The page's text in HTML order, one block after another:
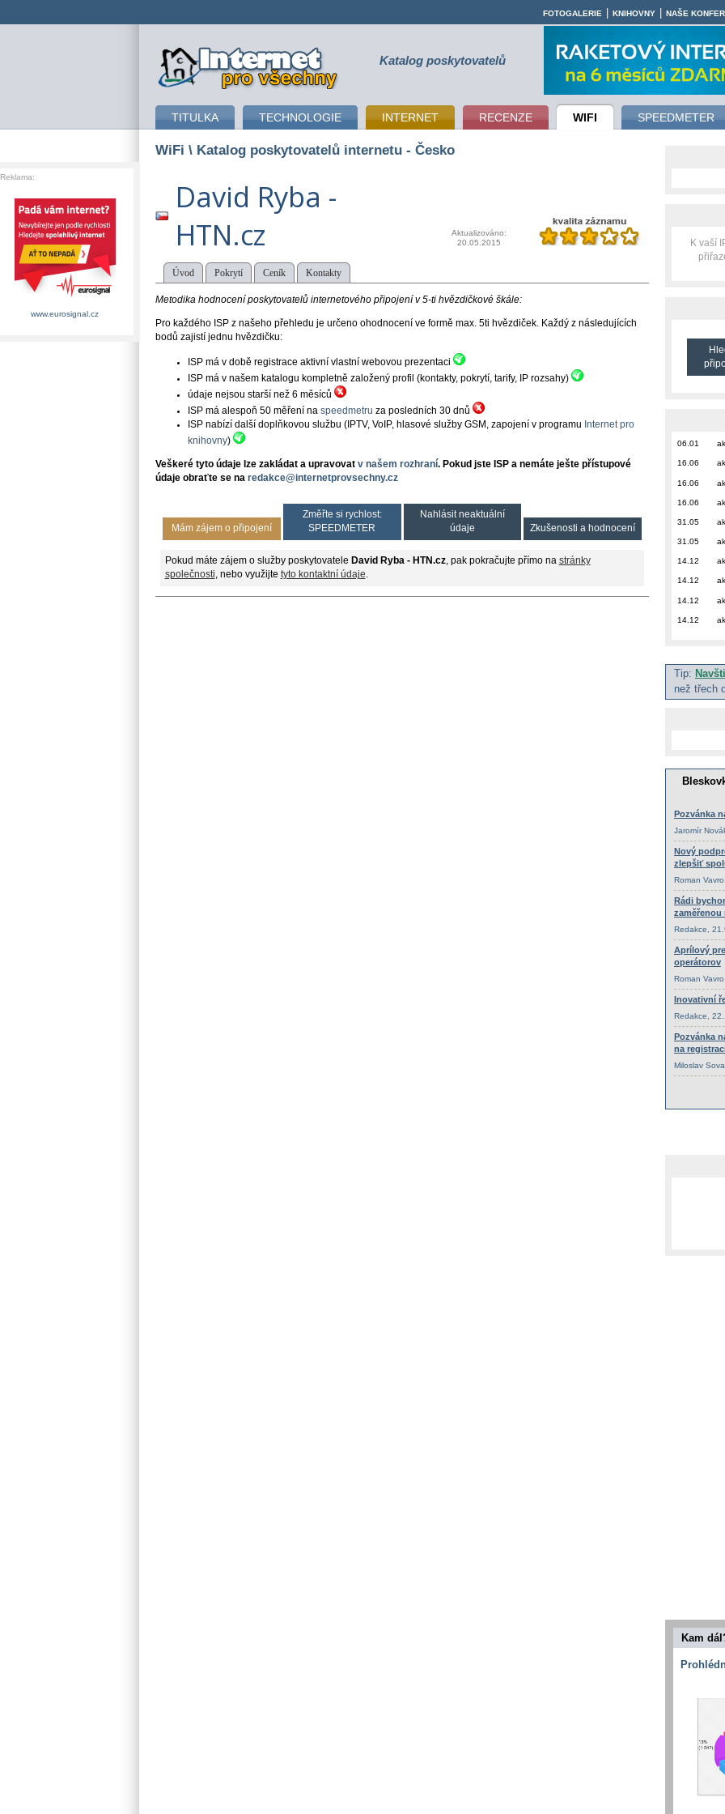
připojení k internetu Katalog poskytovatelů
TITULKA TECHNOLOGIE INTERNET RECENZE WIFI SPEEDMETER
FOTOGALERIE KNIHOVNY NAŠE
WiFi \ Katalog poskytovatelů internetu - Česko
David Ryba -
HTN.cz
Aktualizováno:
20.05.2015
Úvod Pokrytí Ceník Kontakty
Metodika hodnocení poskytovatelů internetového připojení v 5-ti hvězdičkové škále:
Pro každého ISP z našeho přehledu je určeno ohodnocení ve formě max. 5ti hvězdiček. Každý z následujících
bodů zajistí jednu hvězdičku:
ISP má v době registrace aktivní vlastní webovou prezentaci
ISP má v našem katalogu kompletně založený profil (kontakty, pokrytí, tarify, IP rozsahy)
údaje nejsou starší než 6 měsíců
ISP má alespoň 50 měření na speedmetru za posledních 30 dnů
ISP nabízí další doplňkovou službu (IPTV, VoIP, hlasové služby GSM, zapojení v programu Internet pro
knihovny)
Veškeré tyto údaje lze zakládat a upravovat v našem rozhraní. Pokud jste ISP a nemáte ješte přístupové
údaje obraťte se na redakce@internetprovsechny.cz
Mám zájem o připojení
Změřte si rychlost:
SPEEDMETER
Nahlásit neaktuální
údaje
Zkušenosti a hodnocení
Pokud máte zájem o služby poskytovatele David Ryba - HTN.cz, pak pokračujte přímo na stránky
společnosti , nebo využijte tyto kontaktní údaje
K vaší
06.01
16.06
16.06
16.06
31.05
31.05
14.12
14.12
14.12
14.12
Tip:
než třech
Kam
Reklama:
www.eurosignal.cz